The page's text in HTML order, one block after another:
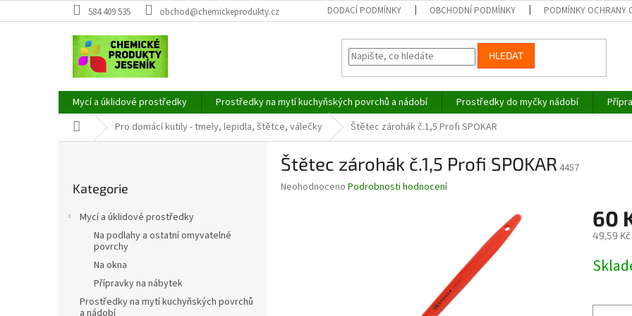
na
584 409 535 obchod@chemickeprodukty.cz DODACÍ PODMÍNKY OBCHODNÍ PODMÍNKY PODMÍNKY OCHRANY
HLEDAT
Mycí a úklidové prostředky Prostředky na mytí kuchyňských povrchů a nádobí Prostředky do myčky nádobí
Domů Pro domácí kutily - tmely, lepidla, štětce, válečky Štětec zárohák č.1,5 Profi SPOKAR
kategorie
Kategorie
Mycí a úklidové prostředky
Na podlahy a ostatní omyvatelné
povrchy
Na okna
Přípravky na nábytek
Prostředky na mytí kuchyňských povrchů
a nádobí
Štětec zárohák č.1,5 Profi SPOKAR 4457
Průměrné
Neohodnoceno Podrobnosti hodnocení
60
49,59 Kč
cena: